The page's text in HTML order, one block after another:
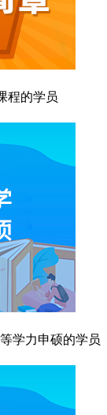
程的学员
学力申硕的学员